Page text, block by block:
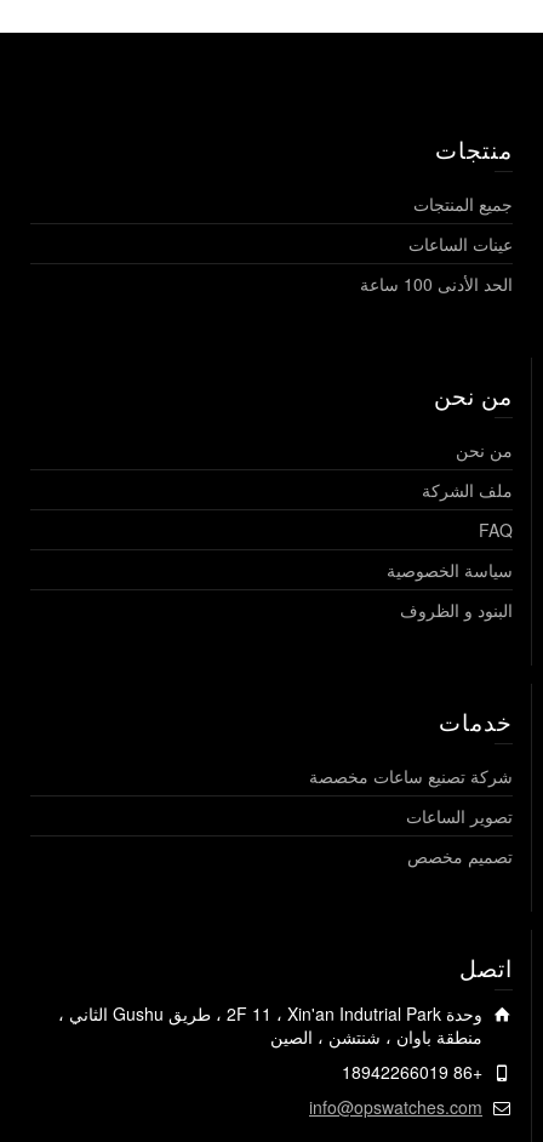
منتجات
جميع المنتجات
عينات الساعات
الحد الأدنى 100 ساعة
من نحن
من نحن
ملف الشركة
FAQ
سياسة الخصوصية
البنود و الظروف
خدمات
شركة تصنيع ساعات مخصصة
تصوير الساعات
تصميم مخصص
اتصل
وحدة 2F 11 ، Xin'an Indutrial Park ، طريق Gushu الثاني ،
منطقة باوان ، شنتشن ، الصين
+86 18942266019
info@opswatches.com